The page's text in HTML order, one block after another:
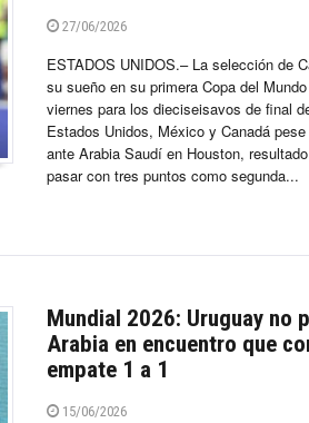
27/06/2026
ESTADOS UNIDOS.– La selección de
su sueño en su primera Copa del
viernes para los dieciseisavos de final
Estados Unidos, México y Canadá
ante Arabia Saudí en Houston,
pasar con tres puntos como segunda...
Mundial 2026: Uruguay no
Arabia en encuentro que
empate 1 a 1
15/06/2026